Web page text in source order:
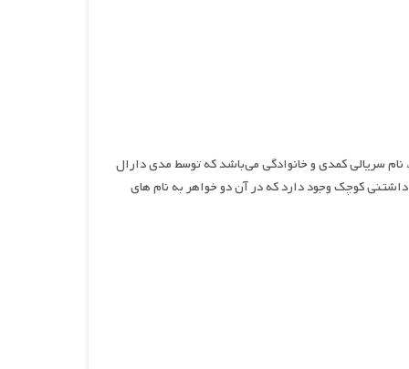
سریالی کمدی و خانوادگی می‌باشد که توسط مدی دارال
کوچک وجود دارد که در آن دو خواهر به نام های